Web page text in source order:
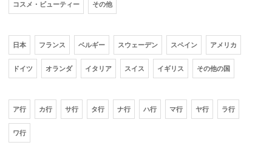
コスメ・ビューティー その他
日本 フランス ベルギー スウェーデン スペイン アメリカ
ドイツ オランダ イタリア スイス イギリス その他の国
ア行 カ行 サ行 タ行 ナ行 ハ行 マ行 ヤ行 ラ行
ワ行